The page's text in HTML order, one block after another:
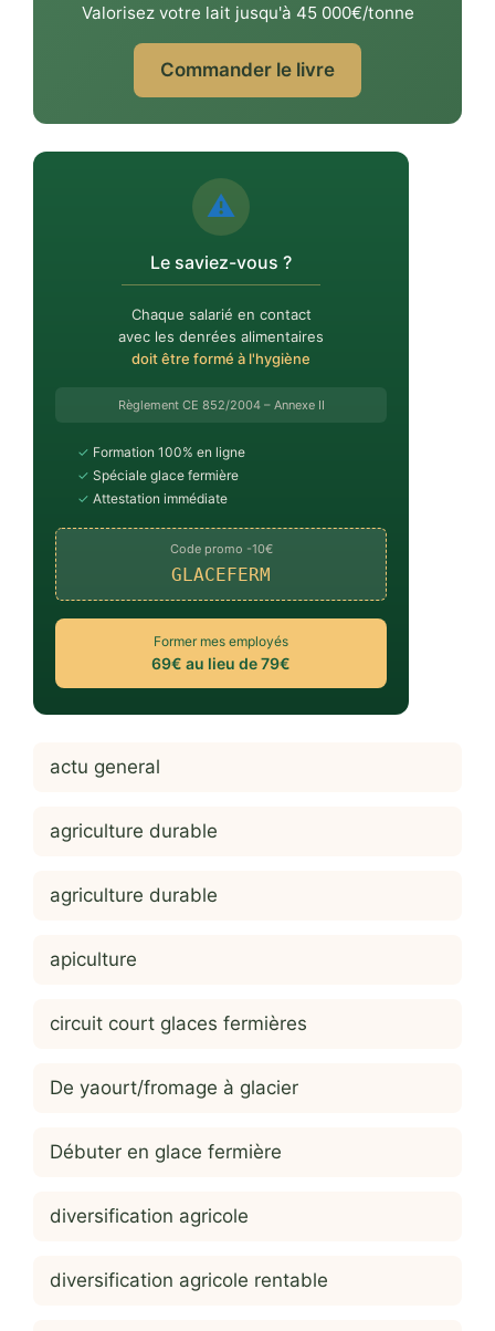
Valorisez votre lait jusqu'à 45 000€/tonne
Commander le livre
⚠️
Le saviez-vous ?
Chaque salarié en contact
avec les denrées alimentaires
doit être formé à l'hygiène
Règlement CE 852/2004 – Annexe II
✓ Formation 100% en ligne
✓ Spéciale glace fermière
✓ Attestation immédiate
Code promo -10€
GLACEFERM
Former mes employés
69€ au lieu de 79€
actu general
agriculture durable
agriculture durable
apiculture
circuit court glaces fermières
De yaourt/fromage à glacier
Débuter en glace fermière
diversification agricole
diversification agricole rentable